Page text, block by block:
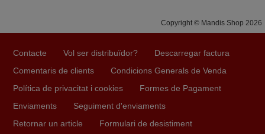
Copyright © Mandis Shop 2026
Contacte Vol ser distribuïdor?
Descarregar factura
Comentaris de clients
Condicions Generals de Venda
Política de privacitat i cookies
Formes de Pagament
Enviaments
Seguiment d'enviaments
Retornar un article
Formulari de desistiment